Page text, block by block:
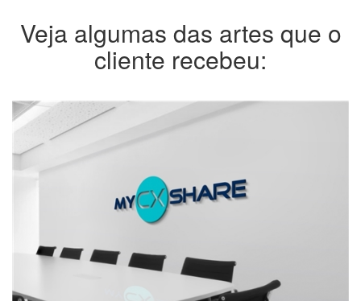
Veja algumas das artes que o
cliente recebeu: